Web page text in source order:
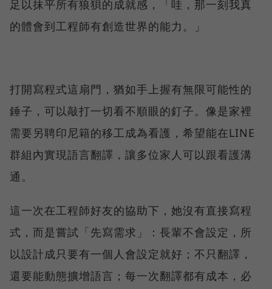
足以抹平所有狼狽的成就感，「哇，那一刻我真
的體會到工程師有創造世界的能力。」
打開寫程式這扇門，猶如手上握有無限可能性的
錘子，可以敲打一切看不順眼的釘子。像是家裡
需要另聘印尼籍的移工成為看護，希望能在LINE
群組內實現語言翻譯，讓多位家人可以跟看護溝
通。
這一次在工程師好友的協助下，她沒有直接寫程
式，而是嘗試「先寫需求」：長輩不會設定，所
以設計成只要有一個人會設定就好；不只翻譯，
還要能動態擴增語言；每一次翻譯都有成本，必